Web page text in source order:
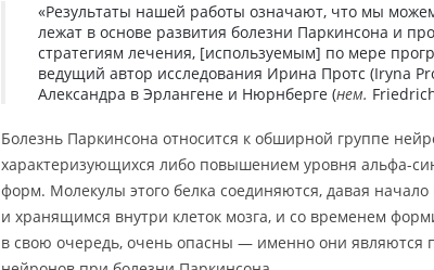
«Результаты нашей работы означают, что мы
лежат в основе развития болезни Паркинсона и
стратегиям лечения, [используемым] по мере
ведущий автор исследования Ирина Протс (Iryna
Александра в Эрлангене и Нюрнберге (нем.
Болезнь Паркинсона относится к обширной группе
характеризующихся либо повышением уровня альфа-
форм. Молекулы этого белка соединяются, давая
и хранящимся внутри клеток мозга, и со временем
в свою очередь, очень опасны — именно они